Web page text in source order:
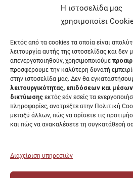
Η ιστοσελίδα μας
χρησιμοποίει
Εκτός από τα cookies τα οποία είναι
λειτουργία αυτής της ιστοσελίδας και δεν
απενεργοποιηθούν, χρησιμοποιούμε
προσφέρουμε την καλύτερη δυνατή
στην ιστοσελίδα μας. Δεν θα
λειτουργικότητας, επιδόσεων και
δικτύωσης εκτός εάν εσείς τα
πληροφορίες, ανατρέξτε στην Πολιτική
μεταξύ άλλων, πώς να ορίσετε τις
και πώς να ανακαλέσετε τη συγκατάθεσή
Διαχείριση υπηρεσιών
Έντυπα Οικονομικής Υπηρεσίας
Έντυπα Διοικητικών Υπηρεσιών
Μητρώα αξιολογητών
Δημόσια Διαβούλευση
Συνεδριάσεις Συγκλήτου
Συνεδριάσεις Συμβουλίου Διοίκησης
EUNICoast European University